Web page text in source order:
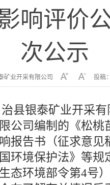
响评价
次公示
矿业开采有限公司 投稿
县银泰矿业开采
公司编制的《松桃
报告书（征求意见
环境保护法》等规
态环境部令第4号